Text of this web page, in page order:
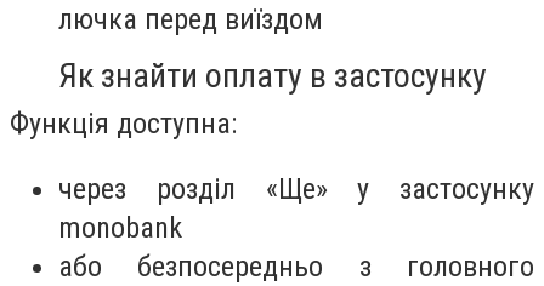
лючка перед виїздом
Як знайти оплату в застосунку
Функція доступна:
через розділ «Ще» у застосунку
monobank
або безпосередньо з головного